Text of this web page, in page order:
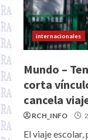
internacionales
Mundo –
corta
cancela
RCH_INFO
El viaje